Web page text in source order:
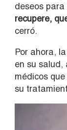
deseos para
recupere,
cerró.
Por ahora,
en su salud,
médicos
su